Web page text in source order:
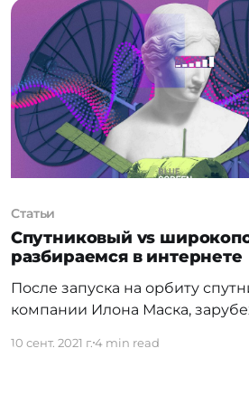
Статьи
Спутниковый vs
разбираемся в интернете
После запуска на орбиту
компании Илона Маска,
свои первые впечатления о
10 сент. 2021 г.4 min read